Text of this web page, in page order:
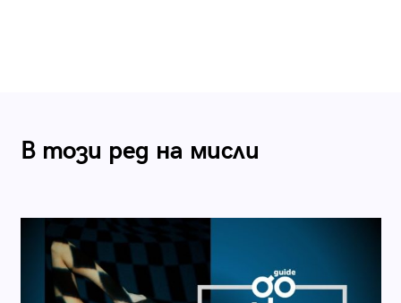
В този ред на мисли